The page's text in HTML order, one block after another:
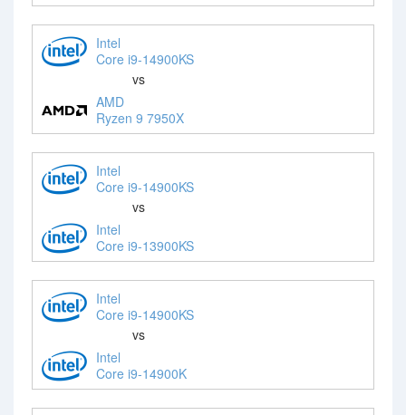
Intel
Core i9-14900KS
vs
AMD
Ryzen 9 7950X
Intel
Core i9-14900KS
vs
Intel
Core i9-13900KS
Intel
Core i9-14900KS
vs
Intel
Core i9-14900K